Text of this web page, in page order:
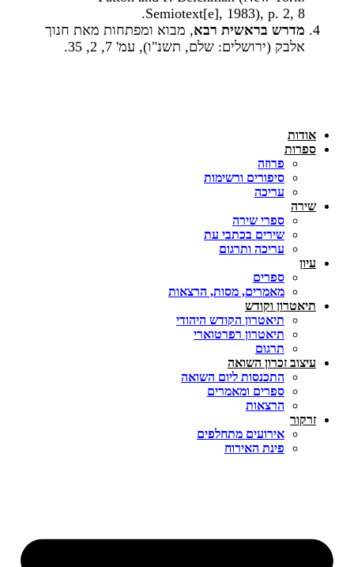
Semiotext[e], 1983), p. 2, 8.
מדרש בראשית רבא, מבוא ומפתחות מאת חנוך
אלבק (ירושלים: שלם, תשנ"ו), עמ' 7, 2, 35.
אודות
ספרות
פרוזה
סיפורים ורשימות
עריכה
שירה
ספרי שירה
שירים בכתבי עת
עריכה ותרגום
עיון
ספרים
מאמרים, מסות, הרצאות
תיאטרון וקודש
תיאטרון הקודש היהודי
תיאטרון רפרטוארי
תרגום
עיצוב זכרון השואה
התכנסות ליום השואה
ספרים ומאמרים
הרצאות
זרקור
אירועים מתחלפים
פינת האירוח